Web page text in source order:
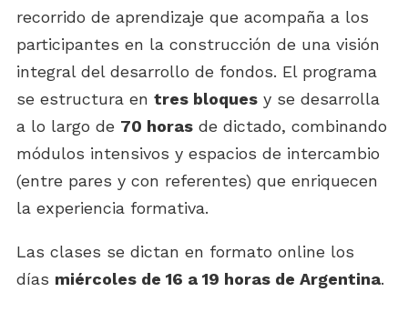
recorrido de aprendizaje que acompaña a los
participantes en la construcción de una visión
integral del desarrollo de fondos. El programa
se estructura en tres bloques y se desarrolla
a lo largo de 70 horas de dictado, combinando
módulos intensivos y espacios de intercambio
(entre pares y con referentes) que enriquecen
la experiencia formativa.
Las clases se dictan en formato online los
días miércoles de 16 a 19 horas de Argentina.